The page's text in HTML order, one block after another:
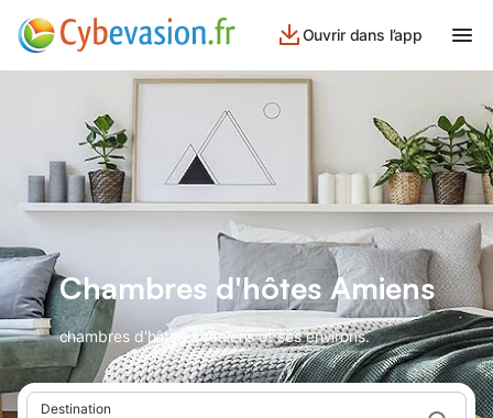
Ouvrir dans l’app
Chambres d'hôtes Amiens
chambres d'hôtes à Amiens et ses environs.
Destination